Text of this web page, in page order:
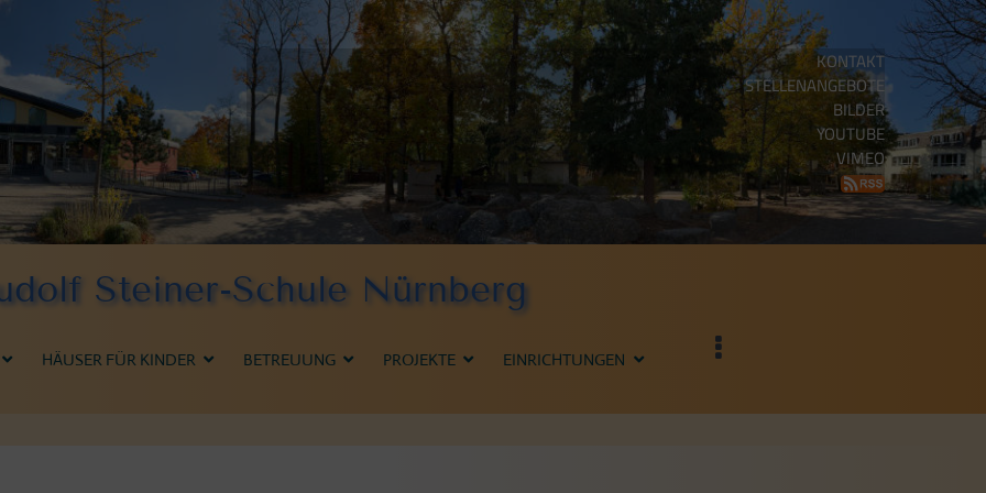
KONTAKT
STELLENANGEBOTE
BILDER
YOUTUBE
VIMEO
Steiner-Schule Nürnberg
HÄUSER FÜR KINDER BETREUUNG PROJEKTE EINRICHTUNGEN